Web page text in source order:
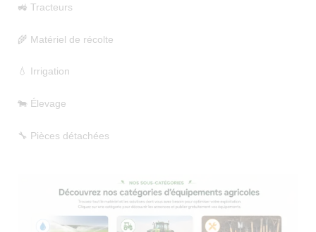
🚜 Tracteurs
🌾 Matériel de récolte
💧 Irrigation
🐄 Élevage
🔧 Pièces détachées